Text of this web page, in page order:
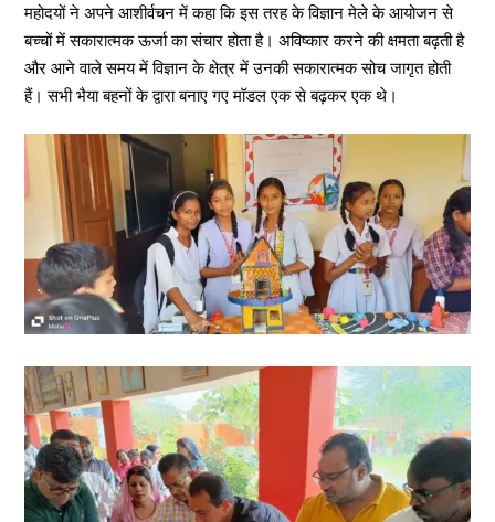
महोदयों ने अपने आशीर्वचन में कहा कि इस तरह के विज्ञान मेले के आयोजन से
बच्चों में सकारात्मक ऊर्जा का संचार होता है। अविष्कार करने की क्षमता बढ़ती है
और आने वाले समय में विज्ञान के क्षेत्र में उनकी सकारात्मक सोच जागृत होती
हैं। सभी भैया बहनों के द्वारा बनाए गए मॉडल एक से बढ़कर एक थे।